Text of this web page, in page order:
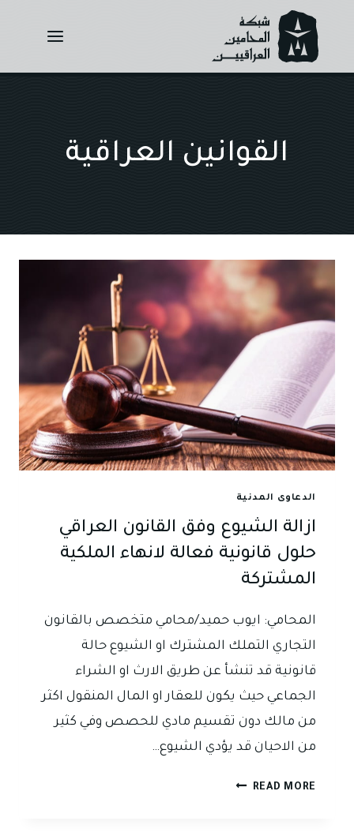
content
القوانين العراقية
الدعاوى المدنية
ازالة الشيوع وفق القانون العراقي
حلول قانونية فعالة لانهاء الملكية
المشتركة
المحامي: ايوب حميد/محامي متخصص بالقانون
التجاري التملك المشترك او الشيوع حالة
قانونية قد تنشأ عن طريق الارث او الشراء
الجماعي حيث يكون للعقار او المال المنقول اكثر
من مالك دون تقسيم مادي للحصص وفي كثير
من الاحيان قد يؤدي الشيوع…
READ MORE ازالة